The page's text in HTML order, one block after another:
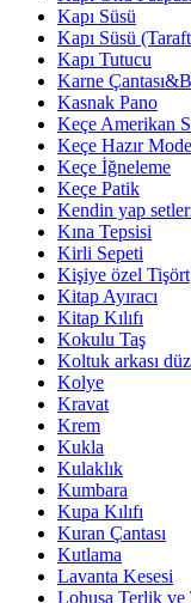
Kapı Süsü
Kapı Süsü
Kapı Tutucu
Karne
Kasnak Pano
Keçe Amerikan
Keçe Hazır
Keçe İğneleme
Keçe Patik
Kendin yap
Kına Tepsisi
Kirli Sepeti
Kişiye özel Tişört
Kitap Ayıracı
Kitap Kılıfı
Kokulu Taş
Koltuk arkası
Kolye
Kravat
Krem
Kukla
Kulaklık
Kumbara
Kupa Kılıfı
Kuran Çantası
Kutlama
Lavanta Kesesi
Lohusa Terlik ve